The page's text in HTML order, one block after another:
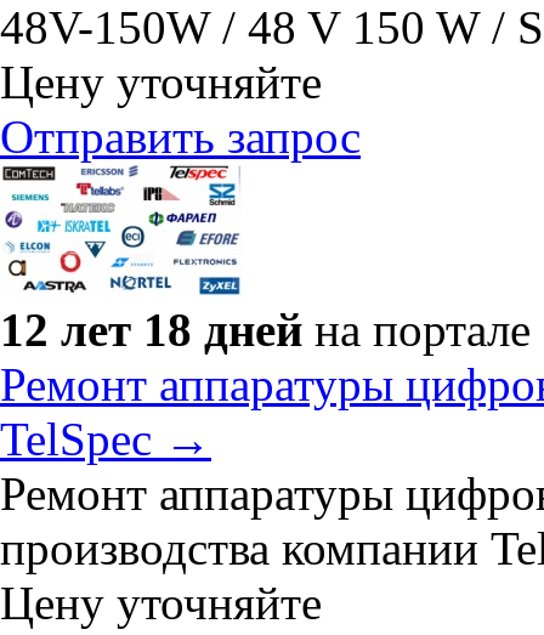
48V-150W / 48 V 150 W /
Цену уточняйте
Отправить запрос
12 лет 18 дней на портале
Ремонт аппаратуры
TelSpec →
Ремонт аппаратуры
производства компании
Цену уточняйте